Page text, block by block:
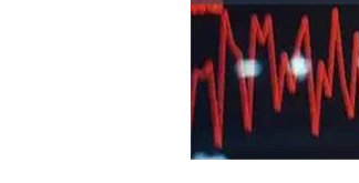
深证成指 14311.01